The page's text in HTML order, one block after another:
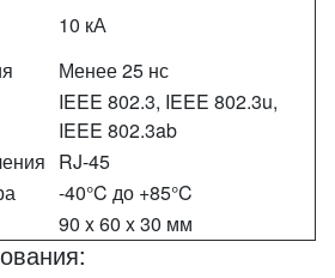
10 кА
Менее 25 нс
IEEE 802.3, IEEE 802.3u,
IEEE 802.3ab
RJ-45
-40°C до +85°C
90 x 60 x 30 мм